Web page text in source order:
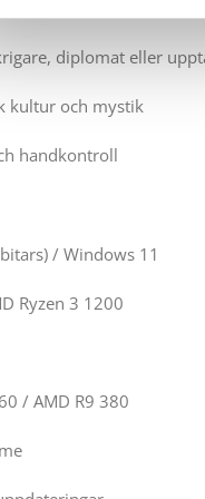
rollspel i en levande värld
diplomat eller
kultur och mystik
handkontroll
/ Windows 11
Ryzen 3 1200
/ AMD R9 380